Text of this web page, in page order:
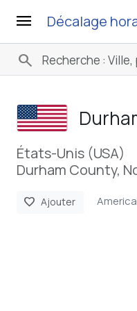
menu Décalage
search
États-Unis (USA)
Durham County,
favorite Ajouter